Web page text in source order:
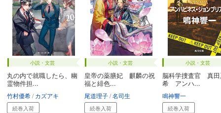
小説・文芸
丸の内で就職したら、幽
霊物件担...
竹村優希 カズアキ
続巻入荷
小説・文芸
皇帝の薬膳妃 麒麟の祝
福と緋色...
尾道理子 名司生
続巻入荷
小説・文芸
脳科学捜査官 真田
希 アンハ...
鳴神響一
続巻入荷